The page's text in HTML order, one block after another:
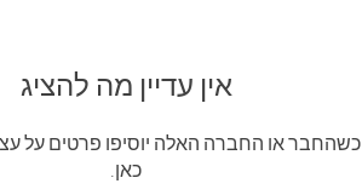
אין עדיין מה להציג
כשהחבר או החברה האלה יוסיפו פרטים על
כאן.